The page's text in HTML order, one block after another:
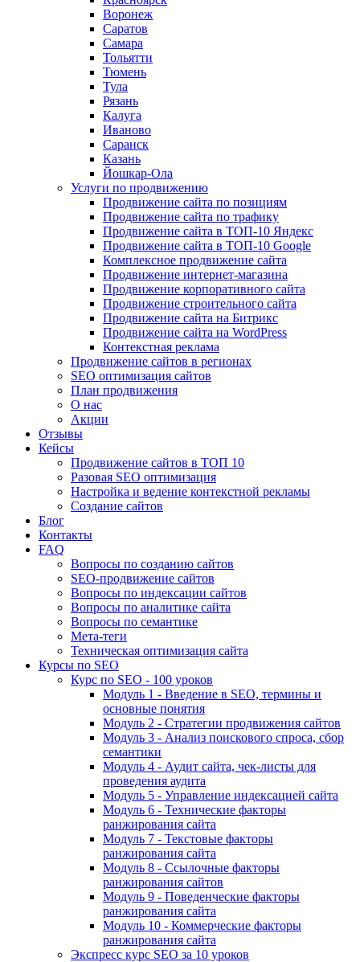
Воронеж
Саратов
Самара
Тольятти
Тюмень
Тула
Рязань
Калуга
Иваново
Саранск
Казань
Йошкар-Ола
Услуги по продвижению
Продвижение сайта по позициям
Продвижение сайта по трафику
Продвижение сайта в ТОП-10 Яндекс
Продвижение сайта в ТОП-10 Google
Комплексное продвижение сайта
Продвижение интернет-магазина
Продвижение корпоративного сайта
Продвижение строительного сайта
Продвижение сайта на Битрикс
Продвижение сайта на WordPress
Контекстная реклама
Продвижение сайтов в регионах
SEO оптимизация сайтов
План продвижения
О нас
Акции
Отзывы
Кейсы
Продвижение сайтов в ТОП 10
Разовая SEO оптимизация
Настройка и ведение контекстной рекламы
Создание сайтов
Блог
Контакты
FAQ
Вопросы по созданию сайтов
SEO-продвижение сайтов
Вопросы по индексации сайтов
Вопросы по аналитике сайта
Вопросы по семантике
Мета-теги
Техническая оптимизация сайта
Курсы по SEO
Курс по SEO - 100 уроков
Модуль 1 - Введение в SEO, термины и
основные понятия
Модуль 2 - Стратегии продвижения сайтов
Модуль 3 - Анализ поискового спроса, сбор
семантики
Модуль 4 - Аудит сайта, чек-листы для
проведения аудита
Модуль 5 - Управление индексацией сайта
Модуль 6 - Технические факторы
ранжирования сайта
Модуль 7 - Текстовые факторы
ранжирования сайта
Модуль 8 - Ссылочные факторы
ранжирования сайтов
Модуль 9 - Поведенческие факторы
ранжирования сайта
Модуль 10 - Коммерческие факторы
ранжирования сайта
Экспресс курс SEO за 10 уроков